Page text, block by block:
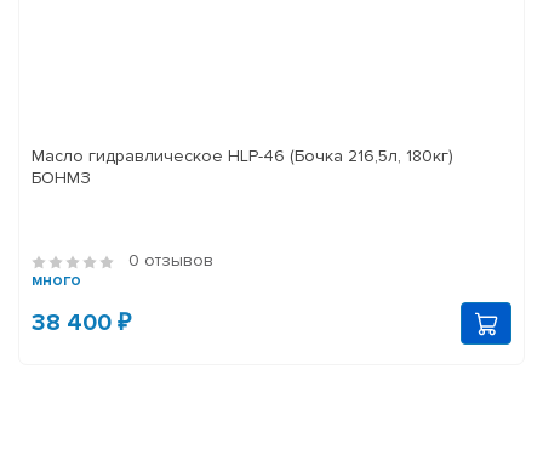
Масло гидравлическое HLP-46 (Бочка 216,5л, 180кг)
БОНМЗ
0 отзывов
много
38 400 ₽